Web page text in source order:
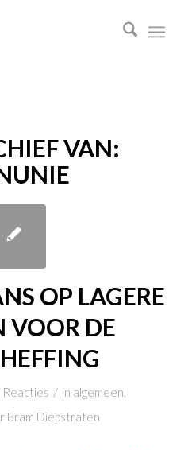
VAN:
OP LAGERE
VOOR DE
Reacties / in algemeen,
Bram Diepstraten